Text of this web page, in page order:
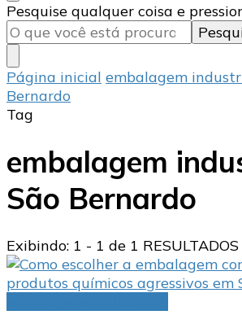
Procurando
algo?
Pesquise qualquer coisa e
Página inicial embalagem
Bernardo
Tag
embalagem
São Bernardo
Exibindo: 1 - 1 de 1 RESULTADOS